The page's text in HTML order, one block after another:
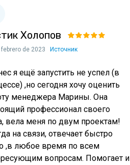
Холопов
de 2023 Источник
я ещё запустить не успел (в
,но сегодня хочу оценить
менеджера Марины. Она
профессионал своего
вела меня по двум проектам!
на связи, отвечает быстро
,в любое время по всем
вопросам. Помогает и